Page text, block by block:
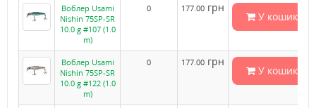
Воблер Usami
Nishin 75SP-SR
10.0 g #107 (1.0
m)
0 177.00 грн
У кошик
Воблер Usami
Nishin 75SP-SR
10.0 g #122 (1.0
m)
0 177.00 грн
У кошик